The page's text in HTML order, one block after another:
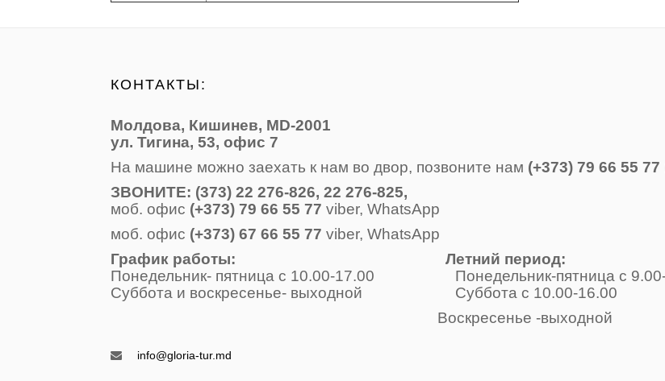
КОНТАКТЫ:
Молдова, Кишинев, MD-2001
ул. Тигина, 53, офис 7
На машине можно заехать к нам во двор, позвоните нам (+373) 79 66 55 77
ЗВОНИТE: (373) 22 276-826, 22 276-825,
моб. офис (+373) 79 66 55 77 viber, WhatsApp
моб. офис (+373) 67 66 55 77 viber, WhatsApp
График работы: Летний период:
Понедельник- пятница с 10.00-17.00 Понедельник-пятница с 9.00-
Суббота и воскресенье- выходной Суббота с 10.00-16.00
Воскресенье -выходной
info@gloria-tur.md